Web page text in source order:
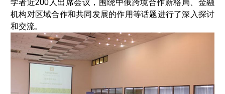
学者近200人出席会议，围绕中俄跨境合作新格局、金融
机构对区域合作和共同发展的作用等话题进行了深入探讨
和交流。